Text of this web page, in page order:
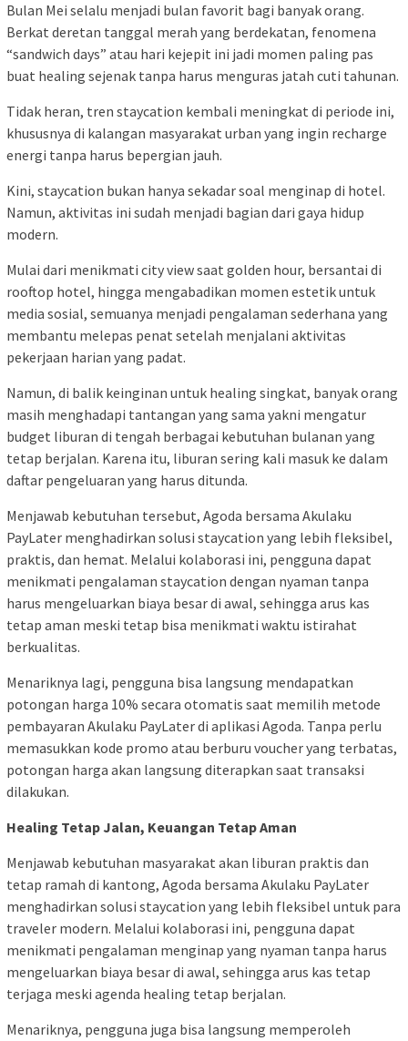
Bulan Mei selalu menjadi bulan favorit bagi banyak orang.
Berkat deretan tanggal merah yang berdekatan, fenomena
“sandwich days” atau hari kejepit ini jadi momen paling pas
buat healing sejenak tanpa harus menguras jatah cuti tahunan.
Tidak heran, tren staycation kembali meningkat di periode ini,
khususnya di kalangan masyarakat urban yang ingin recharge
energi tanpa harus bepergian jauh.
Kini, staycation bukan hanya sekadar soal menginap di hotel.
Namun, aktivitas ini sudah menjadi bagian dari gaya hidup
modern.
Mulai dari menikmati city view saat golden hour, bersantai di
rooftop hotel, hingga mengabadikan momen estetik untuk
media sosial, semuanya menjadi pengalaman sederhana yang
membantu melepas penat setelah menjalani aktivitas
pekerjaan harian yang padat.
Namun, di balik keinginan untuk healing singkat, banyak orang
masih menghadapi tantangan yang sama yakni mengatur
budget liburan di tengah berbagai kebutuhan bulanan yang
tetap berjalan. Karena itu, liburan sering kali masuk ke dalam
daftar pengeluaran yang harus ditunda.
Menjawab kebutuhan tersebut, Agoda bersama Akulaku
PayLater menghadirkan solusi staycation yang lebih fleksibel,
praktis, dan hemat. Melalui kolaborasi ini, pengguna dapat
menikmati pengalaman staycation dengan nyaman tanpa
harus mengeluarkan biaya besar di awal, sehingga arus kas
tetap aman meski tetap bisa menikmati waktu istirahat
berkualitas.
Menariknya lagi, pengguna bisa langsung mendapatkan
potongan harga 10% secara otomatis saat memilih metode
pembayaran Akulaku PayLater di aplikasi Agoda. Tanpa perlu
memasukkan kode promo atau berburu voucher yang terbatas,
potongan harga akan langsung diterapkan saat transaksi
dilakukan.
Healing Tetap Jalan, Keuangan Tetap Aman
Menjawab kebutuhan masyarakat akan liburan praktis dan
tetap ramah di kantong, Agoda bersama Akulaku PayLater
menghadirkan solusi staycation yang lebih fleksibel untuk para
traveler modern. Melalui kolaborasi ini, pengguna dapat
menikmati pengalaman menginap yang nyaman tanpa harus
mengeluarkan biaya besar di awal, sehingga arus kas tetap
terjaga meski agenda healing tetap berjalan.
Menariknya, pengguna juga bisa langsung memperoleh